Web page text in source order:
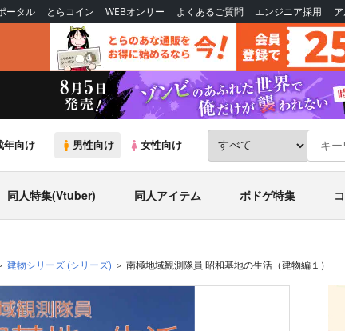
ータル とらコイン WEBオンリー よくあるご質問 エンジニア採用
年向け 男性向け 女性向け
同人特集(Vtuber) 同人アイテム ボドゲ特集
建物シリーズ (シリーズ) 南極地域観測隊員 昭和基地の生活（建物編１）